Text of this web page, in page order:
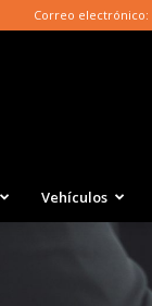
Correo electrónico:
Vehículos